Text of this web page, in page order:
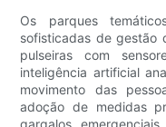
Os parques
sofisticadas de gestão
pulseiras com
inteligência artificial
movimento das
adoção de medidas